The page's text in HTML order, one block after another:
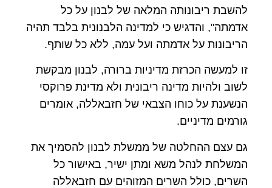
להשבת ריבונותה המלאה של לבנון על כל
אדמתה", והדגיש כי למדינה הלבנונית בלבד תהיה
הריבונות על אדמתה ועל עמה, ללא כל שותף.
זו למעשה הכרזת מדיניות ברורה, לבנון מבקשת
לשוב ולהיות מדינה ריבונית ולא מדינת פרוקסי
הנשענת על כוחו הצבאי של חזבאללה, אומרים
גורמים מדיניים.
גם עצם ההחלטה של ממשלת לבנון להסמיך את
המשלחת לנהל משא ומתן ישיר, באישור כל
השרים, כולל השרים המזוהים עם חזבאללה